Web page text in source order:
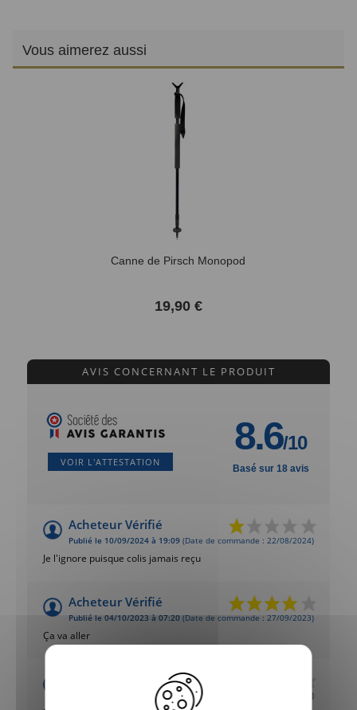
Vous aimerez aussi
Canne de Pirsch Monopod
19,90 €
AVIS CONCERNANT LE PRODUIT
VOIR L'ATTESTATION
8.6/10
Basé sur 18 avis
Acheteur Vérifié
Publié le 10/09/2024 à 19:09 (Date de commande : 22/08/2024)
Je l'ignore puisque colis jamais reçu
Acheteur Vérifié
Publié le 04/10/2023 à 07:20 (Date de commande : 27/09/2023)
Ça va aller
Publié le 15/08/2022 à 17:25(Date de commande : 06/08/2022)